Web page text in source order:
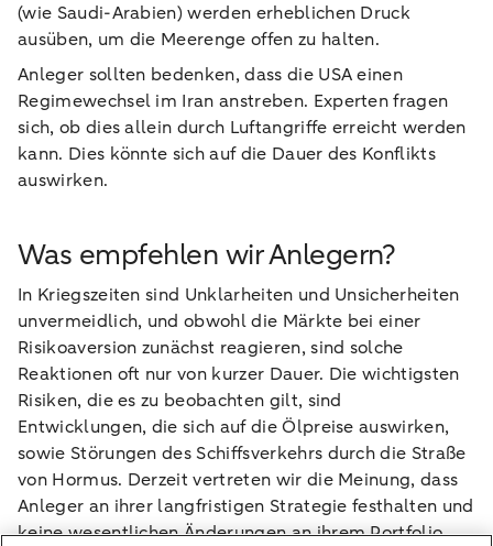
(wie Saudi-Arabien) werden erheblichen Druck
ausüben, um die Meerenge offen zu halten.
Anleger sollten bedenken, dass die USA einen
Regimewechsel im Iran anstreben. Experten fragen
sich, ob dies allein durch Luftangriffe erreicht werden
kann. Dies könnte sich auf die Dauer des Konflikts
auswirken.
Was empfehlen wir Anlegern?
In Kriegszeiten sind Unklarheiten und Unsicherheiten
unvermeidlich, und obwohl die Märkte bei einer
Risikoaversion zunächst reagieren, sind solche
Reaktionen oft nur von kurzer Dauer. Die wichtigsten
Risiken, die es zu beobachten gilt, sind
Entwicklungen, die sich auf die Ölpreise auswirken,
sowie Störungen des Schiffsverkehrs durch die Straße
von Hormus. Derzeit vertreten wir die Meinung, dass
Anleger an ihrer langfristigen Strategie festhalten und
keine wesentlichen Änderungen an ihrem Portfolio